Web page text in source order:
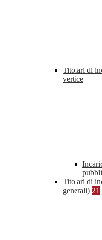
Titolari di
vertice
Titolari di
generali) 21